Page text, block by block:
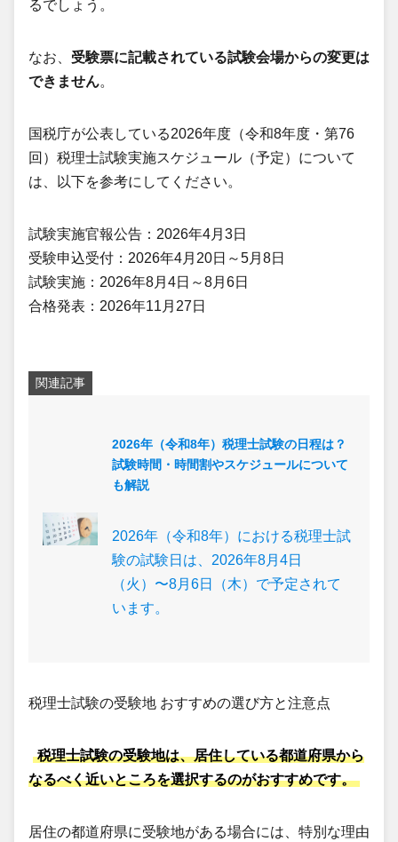
るでしょう。
なお、 受験票に記載されている試験会場からの変更は
できません。
国税庁が公表している2026年度（令和8年度・第76
回）税理士試験実施スケジュール（予定）について
は、以下を参考にしてください。
試験実施官報公告：2026年4月3日
受験申込受付：2026年4月20日～5月8日
試験実施：2026年8月4日～8月6日
合格発表：2026年11月27日
関連記事
2026年（令和8年）税理士試験の日程は？
試験時間・時間割やスケジュールについて
も解説
2026年（令和8年）における税理士試
験の試験日は、2026年8月4日
（火）〜8月6日（木）で予定されて
います。
税理士試験の受験地 おすすめの選び方と注意点
税理士試験の受験地は、居住している都道府県から
なるべく近いところを選択するのがおすすめです。
居住の都道府県に受験地がある場合には、特別な理由